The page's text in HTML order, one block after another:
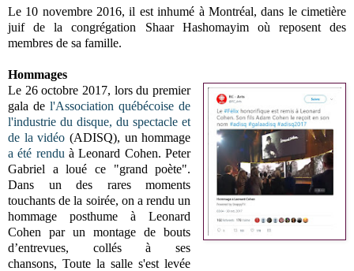
Le 10 novembre 2016, il est inhumé à Montréal, dans le cimetière
juif de la congrégation Shaar Hashomayim où reposent des
membres de sa famille.
Hommages
Le 26 octobre 2017, lors du premier
gala del'Association québécoise de
l'industrie du disque, du spectacle et
de la vidéo (ADISQ), un hommage
a été rendu à Leonard Cohen. Peter
Gabriel a loué ce "grand poète".
Dans un des rares moments
touchants de la soirée, on a rendu un
hommage posthume à Leonard
Cohen par un montage de bouts
d’entrevues, collés à ses
chansons, Toute la salle s'est levée